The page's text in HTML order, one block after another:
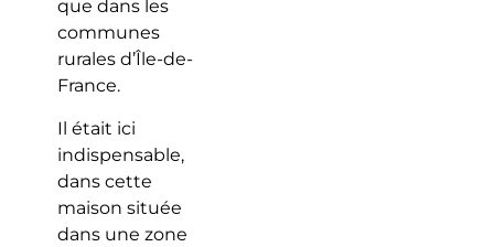
que dans les
communes
rurales d’Île-de-
France.
Il était ici
indispensable,
dans cette
maison située
dans une zone